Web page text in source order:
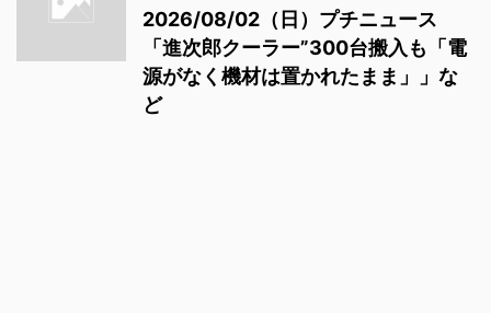
2026/08/02（日）プチニュース
「進次郎クーラー”300台搬入も「電
源がなく機材は置かれたまま」」な
ど